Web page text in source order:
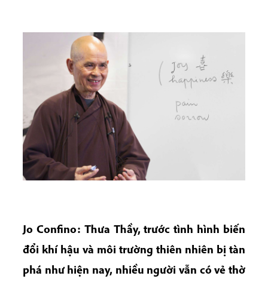
Jo Confino: Thưa Thầy, trước tình hình biến
đổi khí hậu và môi trường thiên nhiên bị tàn
phá như hiện nay, nhiều người vẫn có vẻ thờ